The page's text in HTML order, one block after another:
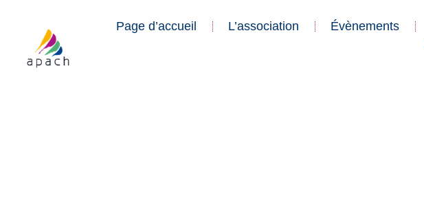
Page d’accueil L’association Évènements